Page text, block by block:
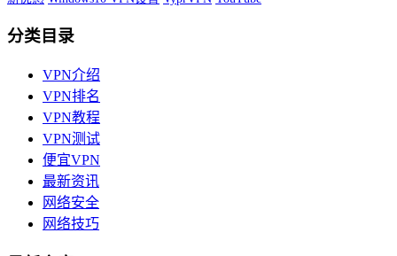
分类目录
VPN介绍
VPN排名
VPN教程
VPN测试
便宜VPN
最新资讯
网络安全
网络技巧